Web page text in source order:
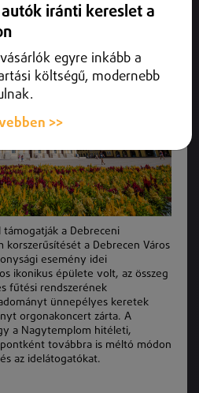
támogatják a Debreceni
korszerűsítését a Debrecen Város
esemény idei
ikonikus épülete volt, az összeg
fűtési rendszerének
ünnepélyes keretek
orgonakoncert zárta. A
a Nagytemplom hitéleti,
továbbra is méltó módon
az idelátogatókat.
iránti kereslet a
egyre inkább a
költségű, modernebb
>>